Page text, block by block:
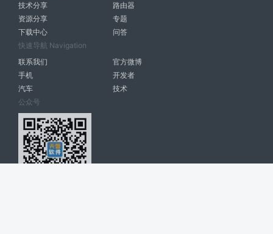
技术分享
路由器
资源分享
专题
下载中心
问答
快速导航 Navigation
联系我们
官方微博
手机
开发者
汽车
技术
公众号